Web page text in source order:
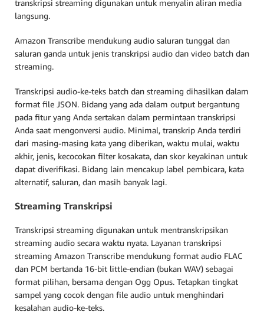
transkripsi streaming digunakan untuk menyalin aliran media
langsung.
Amazon Transcribe mendukung audio saluran tunggal dan
saluran ganda untuk jenis transkripsi audio dan video batch dan
streaming.
Transkripsi audio-ke-teks batch dan streaming dihasilkan dalam
format file JSON. Bidang yang ada dalam output bergantung
pada fitur yang Anda sertakan dalam permintaan transkripsi
Anda saat mengonversi audio. Minimal, transkrip Anda terdiri
dari masing-masing kata yang diberikan, waktu mulai, waktu
akhir, jenis, kecocokan filter kosakata, dan skor keyakinan untuk
dapat diverifikasi. Bidang lain mencakup label pembicara, kata
alternatif, saluran, dan masih banyak lagi.
Streaming Transkripsi
Transkripsi streaming digunakan untuk mentranskripsikan
streaming audio secara waktu nyata. Layanan transkripsi
streaming Amazon Transcribe mendukung format audio FLAC
dan PCM bertanda 16-bit little-endian (bukan WAV) sebagai
format pilihan, bersama dengan Ogg Opus. Tetapkan tingkat
sampel yang cocok dengan file audio untuk menghindari
kesalahan audio-ke-teks.